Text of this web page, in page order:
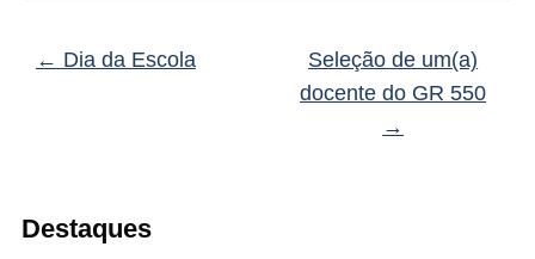
Destaques
← Dia da Escola
Seleção de um(a)
docente do GR 550
→